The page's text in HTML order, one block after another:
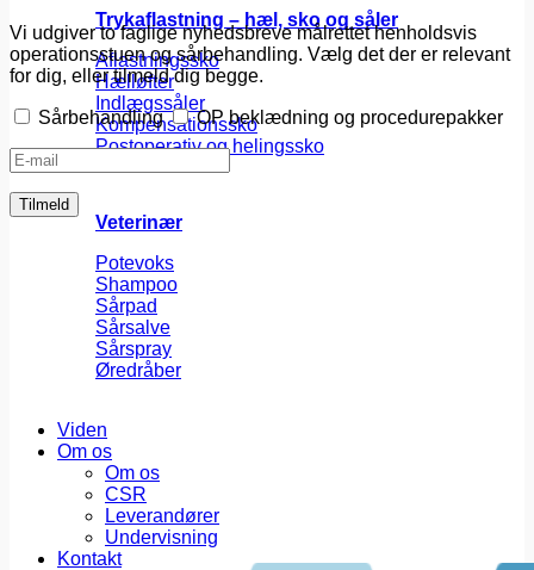
Trykaflastning – hæl, sko og såler
Aflastningssko
Hælløfter
Indlægssåler
Kompensationssko
Postoperativ og helingssko
Veterinær
Potevoks
Shampoo
Sårpad
Sårsalve
Sårspray
Øredråber
Viden
Om os
Om os
CSR
Leverandører
Undervisning
Kontakt
Vi udgiver to faglige nyhedsbreve målrettet henholdsvis
operationsstuen og sårbehandling. Vælg det der er relevant
for dig, eller tilmeld dig begge.
Sårbehandling OP beklædning og procedurepakker